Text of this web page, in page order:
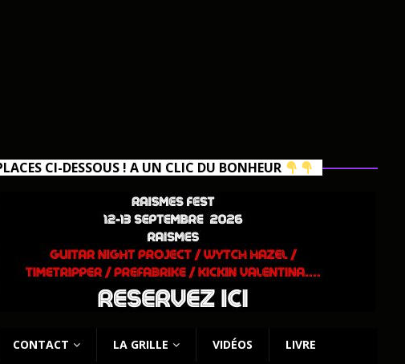
CI-DESSOUS ! A UN CLIC DU BONHEUR
CONTACT LA GRILLE VIDÉOS LIVRE